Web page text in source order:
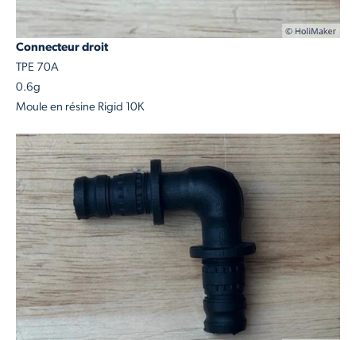
Connecteur droit
TPE 70A
0.6g
Moule en résine Rigid 10K